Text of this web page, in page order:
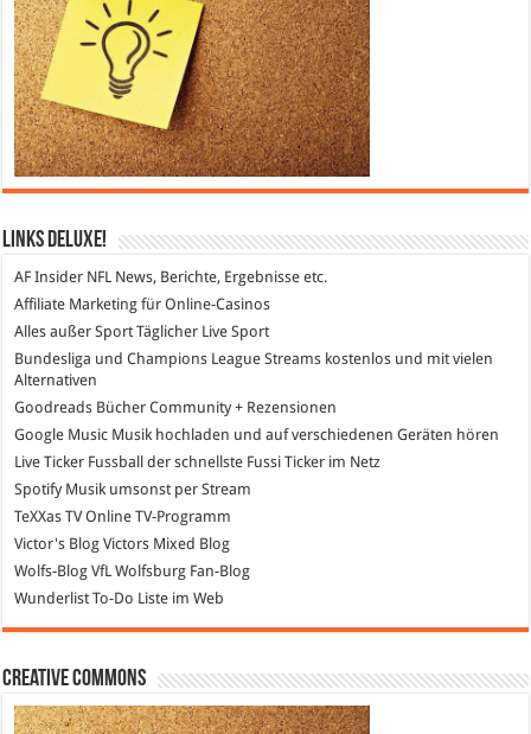
Links DeLuXe!
AF Insider NFL News, Berichte, Ergebnisse etc.
Affiliate Marketing für Online-Casinos
Alles außer SportTäglicher Live Sport
Bundesliga und Champions League Streams kostenlos und mit vielen
Alternativen
Goodreads Bücher Community + Rezensionen
Google Music Musik hochladen und auf verschiedenen Geräten hören
Live Ticker Fussball
der schnellste Fussi Ticker im Netz
SpotifyMusik umsonst per Stream
TeXXas TVOnline TV-Programm
Victor's Blog Victors Mixed Blog
Wolfs-Blog VfL Wolfsburg Fan-Blog
WunderlistTo-Do Liste im Web
Creative Commons